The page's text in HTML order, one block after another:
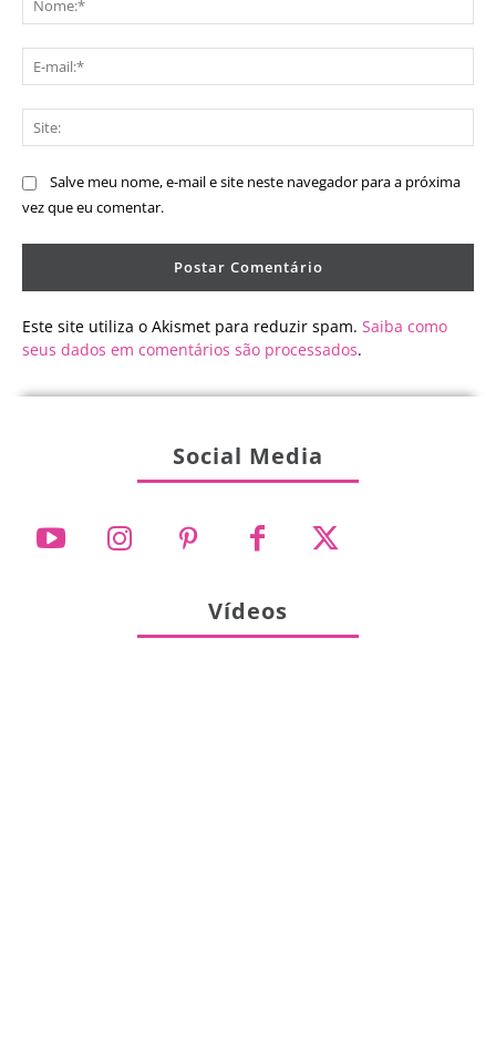
Salve meu nome, e-mail e site neste navegador para a próxima
vez que eu comentar.
Este site utiliza o Akismet para reduzir spam. Saiba como
seus dados em comentários são processados.
Social Media
Vídeos